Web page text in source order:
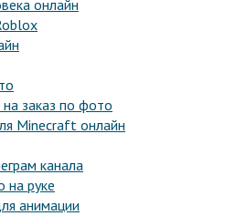
онлайн
заказ по фото
Minecraft онлайн
канала
на руке
анимации